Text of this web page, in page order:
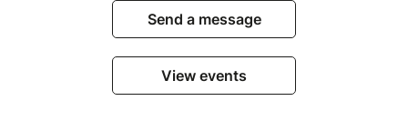
Send a message
View events